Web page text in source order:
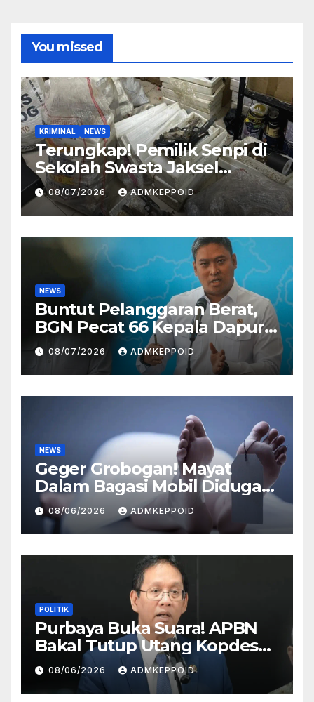
You missed
KRIMINAL NEWS
Terungkap! Pemilik Senpi di
Sekolah Swasta Jaksel
Ternyata Direktur
Perusahaan Airsoft Gun
Impor
08/07/2026 ADMKEPPOID
NEWS
Buntut Pelanggaran Berat,
BGN Pecat 66 Kepala Dapur
MBG dan Ungkap Alasannya
08/07/2026 ADMKEPPOID
NEWS
Geger Grobogan! Mayat
Dalam Bagasi Mobil Diduga
Terkait Hilangnya Bos Konter
HP
08/06/2026 ADMKEPPOID
POLITIK
Purbaya Buka Suara! APBN
Bakal Tutup Utang Kopdes
Rp 240 Triliun, Cicilan Rp 40
Triliun per Tahun
08/06/2026 ADMKEPPOID